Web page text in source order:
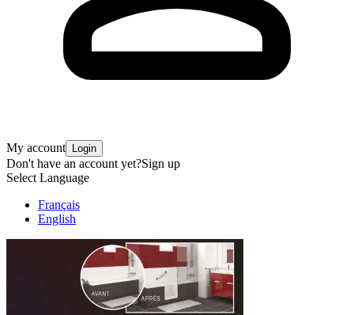
My account Login
Don't have an account yet?Sign up
Select Language
Français
English